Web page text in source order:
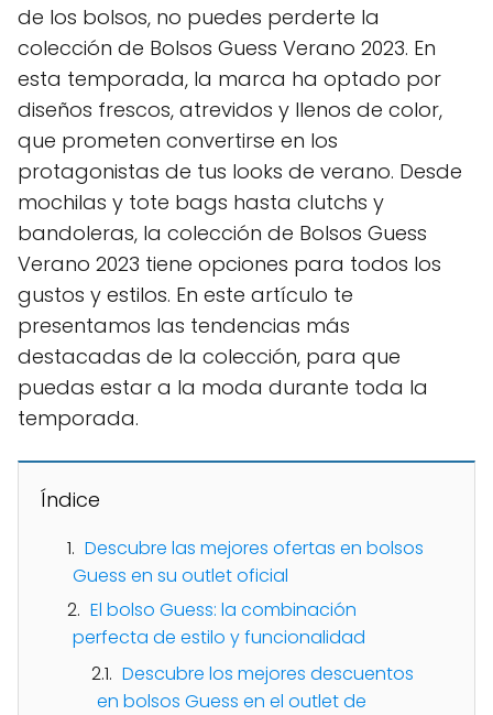
de los bolsos, no puedes perderte la
colección de Bolsos Guess Verano 2023. En
esta temporada, la marca ha optado por
diseños frescos, atrevidos y llenos de color,
que prometen convertirse en los
protagonistas de tus looks de verano. Desde
mochilas y tote bags hasta clutchs y
bandoleras, la colección de Bolsos Guess
Verano 2023 tiene opciones para todos los
gustos y estilos. En este artículo te
presentamos las tendencias más
destacadas de la colección, para que
puedas estar a la moda durante toda la
temporada.
Índice
Descubre las mejores ofertas en bolsos
Guess en su outlet oficial
El bolso Guess: la combinación
perfecta de estilo y funcionalidad
Descubre los mejores descuentos
en bolsos Guess en el outlet de